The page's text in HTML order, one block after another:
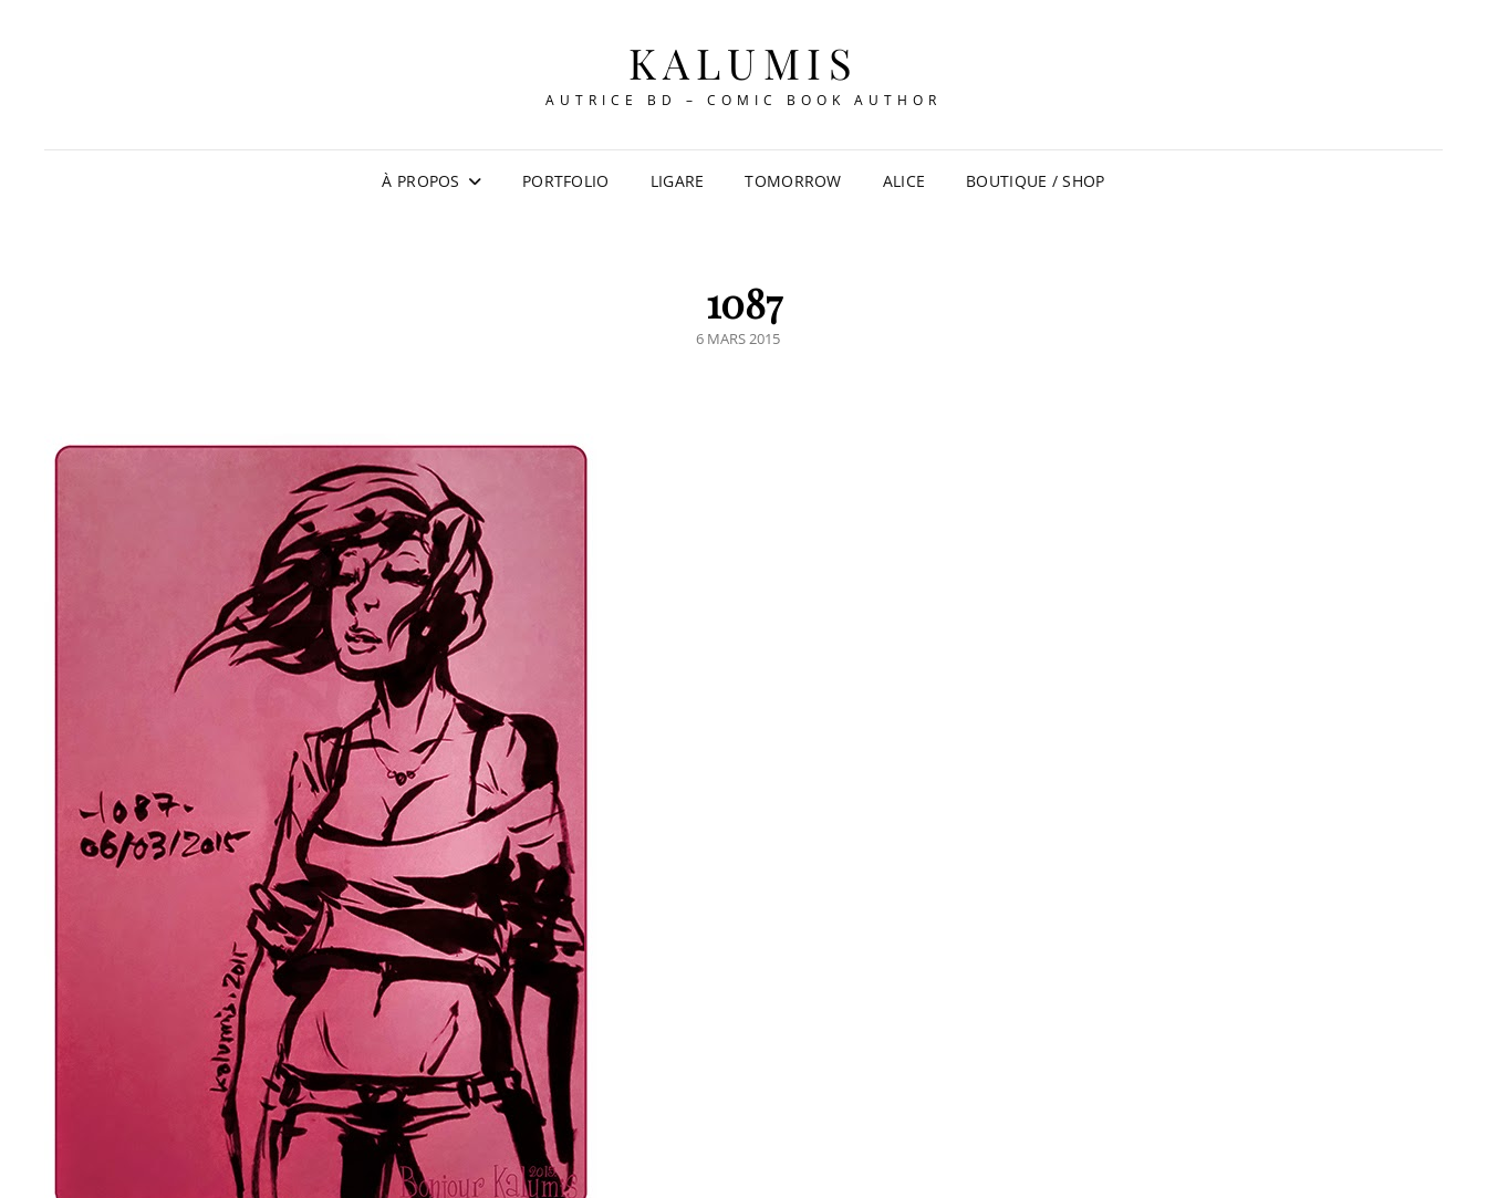
KALUMIS
AUTRICE BD – COMIC BOOK AUTHOR
À PROPOS PORTFOLIO LIGARE TOMORROW ALICE BOUTIQUE / SHOP
1087
POSTED
6 MARS 2015